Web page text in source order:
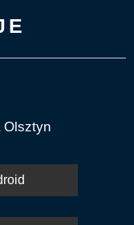
Olsztyn